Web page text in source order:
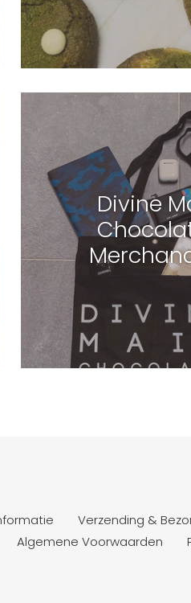
Divine
Verzending &
Algemene Voorwaarden